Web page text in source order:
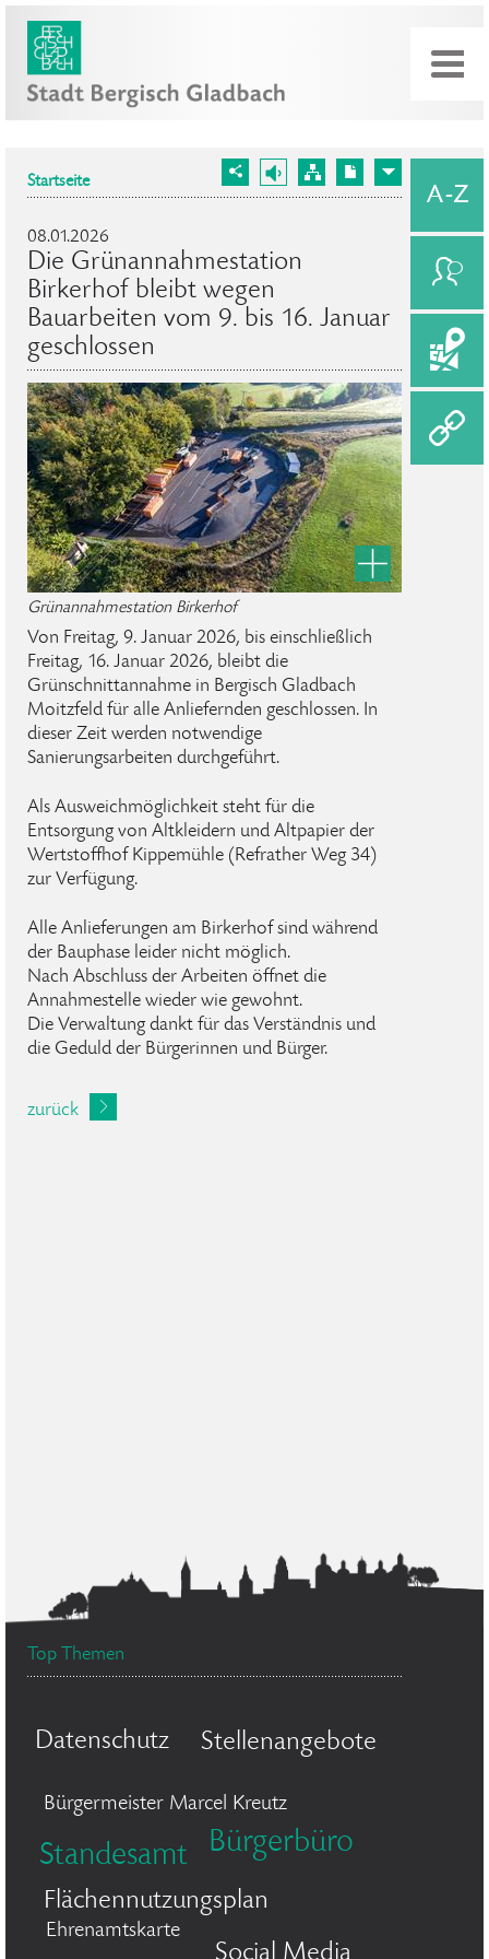
Startseite
08.01.2026
Die Grünannahmestation
Birkerhof bleibt wegen
Bauarbeiten vom 9. bis 16. Januar
geschlossen
Grünannahmestation Birkerhof
Von Freitag, 9. Januar 2026, bis einschließlich
Freitag, 16. Januar 2026, bleibt die
Grünschnittannahme in Bergisch Gladbach
Moitzfeld für alle Anliefernden geschlossen. In
dieser Zeit werden notwendige
Sanierungsarbeiten durchgeführt.
Als Ausweichmöglichkeit steht für die
Entsorgung von Altkleidern und Altpapier der
Wertstoffhof Kippemühle (Refrather Weg 34)
zur Verfügung.
Alle Anlieferungen am Birkerhof sind während
der Bauphase leider nicht möglich.
Nach Abschluss der Arbeiten öffnet die
Annahmestelle wieder wie gewohnt.
Die Verwaltung dankt für das Verständnis und
die Geduld der Bürgerinnen und Bürger.
zurück
Top Themen
Datenschutz Stellenangebote
Bürgermeister Marcel Kreutz
Standesamt Bürgerbüro
Flächennutzungsplan
Ehrenamtskarte